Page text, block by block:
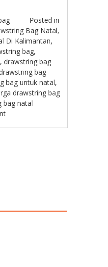
Posted in
Bag Natal,
Di Kalimantan,
bag,
,drawstring bag
bag
bag untuk natal,
drawstring bag
bag natal